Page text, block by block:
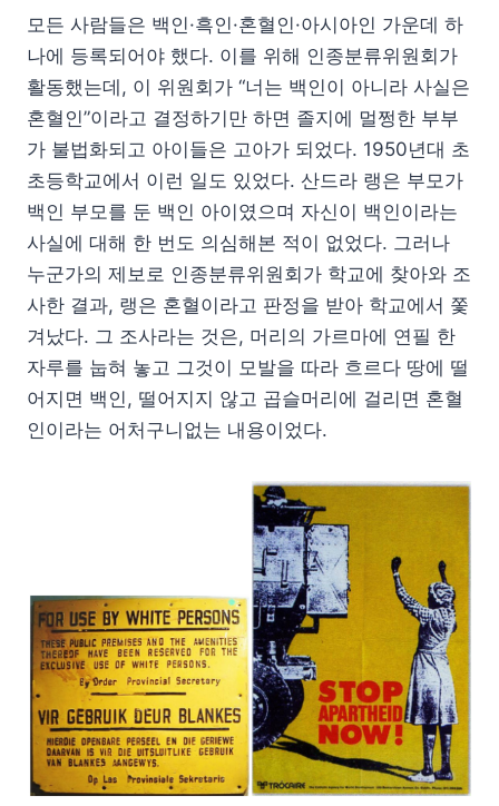
모든 사람들은 백인·흑인·혼혈인·아시아인 가운데 하
나에 등록되어야 했다. 이를 위해 인종분류위원회가
활동했는데, 이 위원회가 “너는 백인이 아니라 사실은
혼혈인”이라고 결정하기만 하면 졸지에 멀쩡한 부부
가 불법화되고 아이들은 고아가 되었다. 1950년대 초
초등학교에서 이런 일도 있었다. 산드라 랭은 부모가
백인 부모를 둔 백인 아이였으며 자신이 백인이라는
사실에 대해 한 번도 의심해본 적이 없었다. 그러나
누군가의 제보로 인종분류위원회가 학교에 찾아와 조
사한 결과, 랭은 혼혈이라고 판정을 받아 학교에서 쫓
겨났다. 그 조사라는 것은, 머리의 가르마에 연필 한
자루를 눕혀 놓고 그것이 모발을 따라 흐르다 땅에 떨
어지면 백인, 떨어지지 않고 곱슬머리에 걸리면 혼혈
인이라는 어처구니없는 내용이었다.